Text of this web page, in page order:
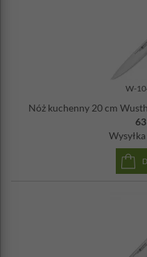
W-
Nóż kuchenny 20 cm
Wysyłka